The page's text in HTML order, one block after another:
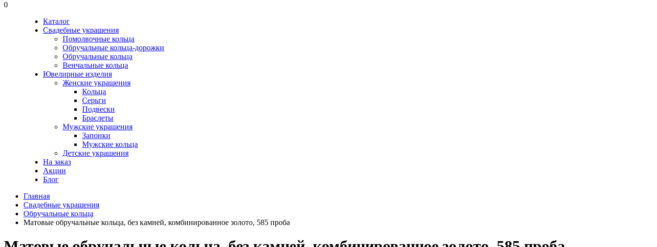
0
Каталог
Свадебные украшения
Помолвочные кольца
Обручальные кольца-дорожки
Обручальные кольца
Венчальные кольца
Ювелирные изделия
Женские украшения
Кольца
Серьги
Подвески
Браслеты
Мужские украшения
Запонки
Мужские кольца
Детские украшения
На заказ
Акции
Блог
Главная
Свадебные украшения
Обручальные кольца
Матовые обручальные кольца, без камней, комбинированное золото, 585 проба